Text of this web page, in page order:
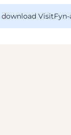
download